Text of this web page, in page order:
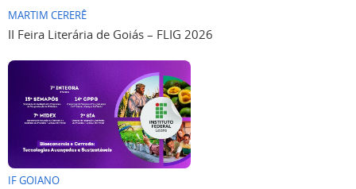
MARTIM CERERÊ
II Feira Literária de Goiás – FLIG 2026
IF GOIANO